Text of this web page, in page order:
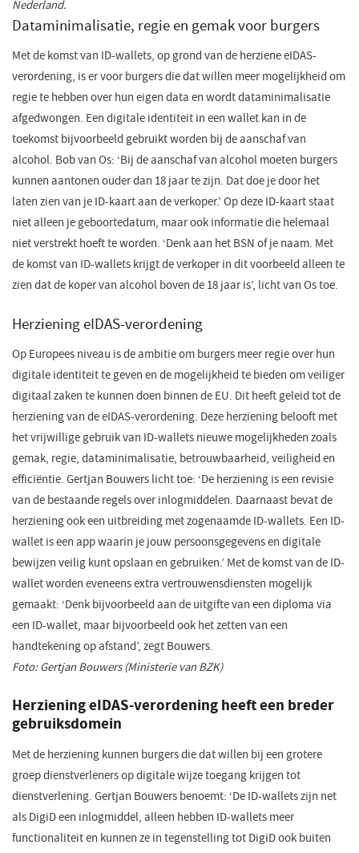
Nederland.
Dataminimalisatie, regie en gemak voor burgers
Met de komst van ID-wallets, op grond van de herziene eIDAS-
verordening, is er voor burgers die dat willen meer mogelijkheid om
regie te hebben over hun eigen data en wordt dataminimalisatie
afgedwongen. Een digitale identiteit in een wallet kan in de
toekomst bijvoorbeeld gebruikt worden bij de aanschaf van
alcohol. Bob van Os: ‘Bij de aanschaf van alcohol moeten burgers
kunnen aantonen ouder dan 18 jaar te zijn. Dat doe je door het
laten zien van je ID-kaart aan de verkoper.’ Op deze ID-kaart staat
niet alleen je geboortedatum, maar ook informatie die helemaal
niet verstrekt hoeft te worden. ‘Denk aan het BSN of je naam. Met
de komst van ID-wallets krijgt de verkoper in dit voorbeeld alleen te
zien dat de koper van alcohol boven de 18 jaar is’, licht van Os toe.
Herziening eIDAS-verordening
Op Europees niveau is de ambitie om burgers meer regie over hun
digitale identiteit te geven en de mogelijkheid te bieden om veiliger
digitaal zaken te kunnen doen binnen de EU. Dit heeft geleid tot de
herziening van de eIDAS-verordening. Deze herziening belooft met
het vrijwillige gebruik van ID-wallets nieuwe mogelijkheden zoals
gemak, regie, dataminimalisatie, betrouwbaarheid, veiligheid en
efficiëntie. Gertjan Bouwers licht toe: ‘De herziening is een revisie
van de bestaande regels over inlogmiddelen. Daarnaast bevat de
herziening ook een uitbreiding met zogenaamde ID-wallets. Een ID-
wallet is een app waarin je jouw persoonsgegevens en digitale
bewijzen veilig kunt opslaan en gebruiken.’ Met de komst van de ID-
wallet worden eveneens extra vertrouwensdiensten mogelijk
gemaakt: ‘Denk bijvoorbeeld aan de uitgifte van een diploma via
een ID-wallet, maar bijvoorbeeld ook het zetten van een
handtekening op afstand’, zegt Bouwers.
Foto: Gertjan Bouwers (Ministerie van BZK)
HerzieningeIDAS-verordening heeft een breder
gebruiksdomein
Met de herziening kunnen burgers die dat willen bij een grotere
groep dienstverleners op digitale wijze toegang krijgen tot
dienstverlening. Gertjan Bouwers benoemt: ‘De ID-wallets zijn net
als DigiD een inlogmiddel, alleen hebben ID-wallets meer
functionaliteit en kunnen ze in tegenstelling tot DigiD ook buiten